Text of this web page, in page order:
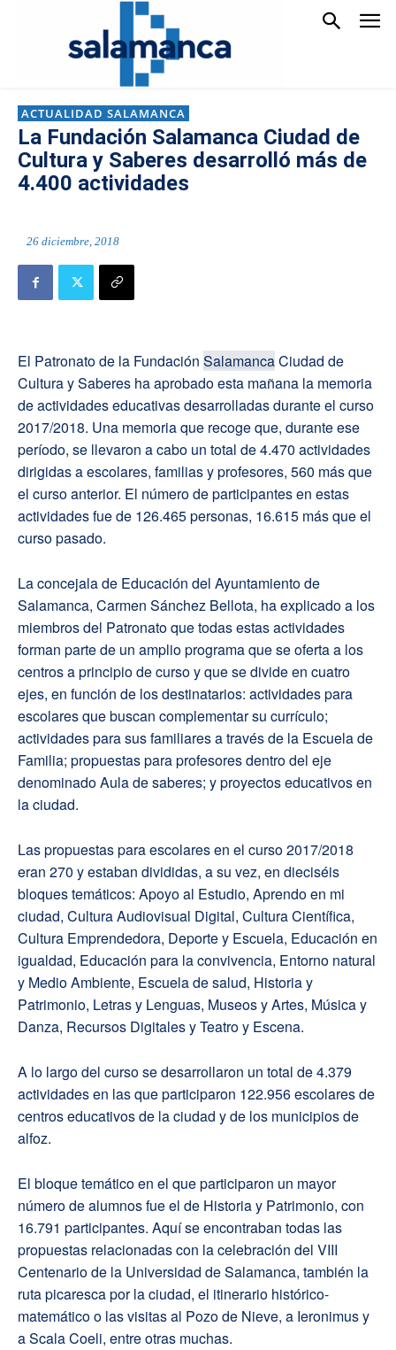
ACTUALIDAD SALAMANCA
La Fundación Salamanca Ciudad de
Cultura y Saberes desarrolló más de
4.400 actividades
26 diciembre, 2018
El Patronato de la Fundación SalamancaCiudad de
Cultura y Saberes ha aprobado esta mañana la memoria
de actividades educativas desarrolladas durante el curso
2017/2018. Una memoria que recoge que, durante ese
período, se llevaron a cabo un total de 4.470 actividades
dirigidas a escolares, familias y profesores, 560 más que
el curso anterior. El número de participantes en estas
actividades fue de 126.465 personas, 16.615 más que el
curso pasado.
La concejala de Educación del Ayuntamiento de
Salamanca, Carmen Sánchez Bellota, ha explicado a los
miembros del Patronato que todas estas actividades
forman parte de un amplio programa que se oferta a los
centros a principio de curso y que se divide en cuatro
ejes, en función de los destinatarios: actividades para
escolares que buscan complementar su currículo;
actividades para sus familiares a través de la Escuela de
Familia; propuestas para profesores dentro del eje
denominado Aula de saberes; y proyectos educativos en
la ciudad.
Las propuestas para escolares en el curso 2017/2018
eran 270 y estaban divididas, a su vez, en dieciséis
bloques temáticos: Apoyo al Estudio, Aprendo en mi
ciudad, Cultura Audiovisual Digital, Cultura Científica,
Cultura Emprendedora, Deporte y Escuela, Educación en
igualdad, Educación para la convivencia, Entorno natural
y Medio Ambiente, Escuela de salud, Historia y
Patrimonio, Letras y Lenguas, Museos y Artes, Música y
Danza, Recursos Digitales y Teatro y Escena.
A lo largo del curso se desarrollaron un total de 4.379
actividades en las que participaron 122.956 escolares de
centros educativos de la ciudad y de los municipios de
alfoz.
El bloque temático en el que participaron un mayor
número de alumnos fue el de Historia y Patrimonio, con
16.791 participantes. Aquí se encontraban todas las
propuestas relacionadas con la celebración del VIII
Centenario de la Universidad de Salamanca, también la
ruta picaresca por la ciudad, el itinerario histórico-
matemático o las visitas al Pozo de Nieve, a Ieronimus y
a Scala Coeli, entre otras muchas.